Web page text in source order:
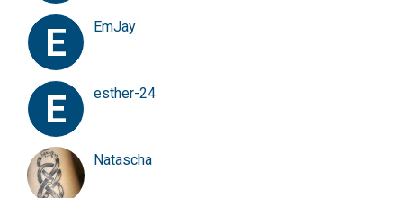
E EmJay
E esther-24
Natascha